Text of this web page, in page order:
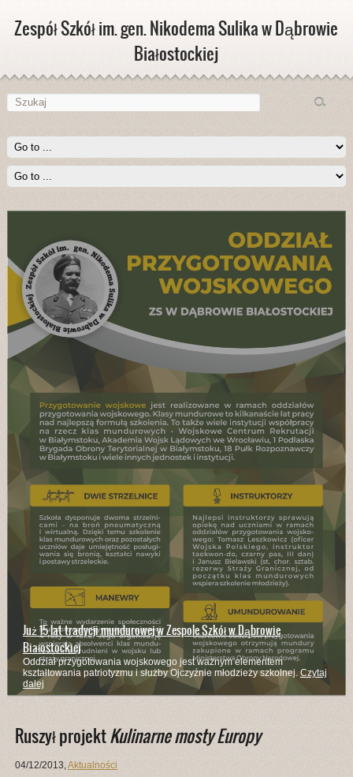
Zespół Szkół im. gen. Nikodema Sulika w Dąbrowie
Białostockiej
Już 15 lat tradycji mundurowej w Zespole Szkół w Dąbrowie
Białostockiej
Oddział przygotowania wojskowego jest ważnym elementem
kształtowania patriotyzmu i służby Ojczyźnie młodzieży szkolnej. Czytaj
dalej
Ruszył projektKulinarne mosty Europy
04/12/2013,Aktualności